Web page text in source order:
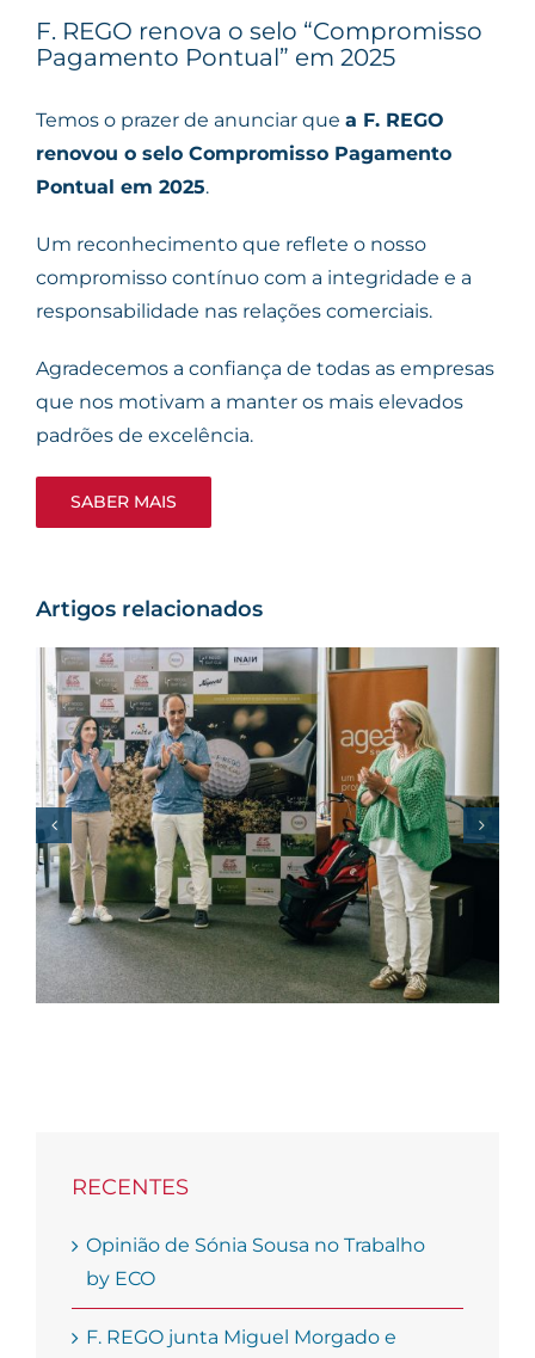
F. REGO renova o selo “Compromisso
Pagamento Pontual” em 2025
Temos o prazer de anunciar que a F. REGO
renovou o selo Compromisso Pagamento
Pontual em 2025.
Um reconhecimento que reflete o nosso
compromisso contínuo com a integridade e a
responsabilidade nas relações comerciais.
Agradecemos a confiança de todas as empresas
que nos motivam a manter os mais elevados
padrões de excelência.
SABER MAIS
Artigos relacionados
No Dia Internacional
da Família, recebemos
o certificado “efr”
RECENTES
Opinião de Sónia Sousa no Trabalho
by ECO
F. REGO junta Miguel Morgado e